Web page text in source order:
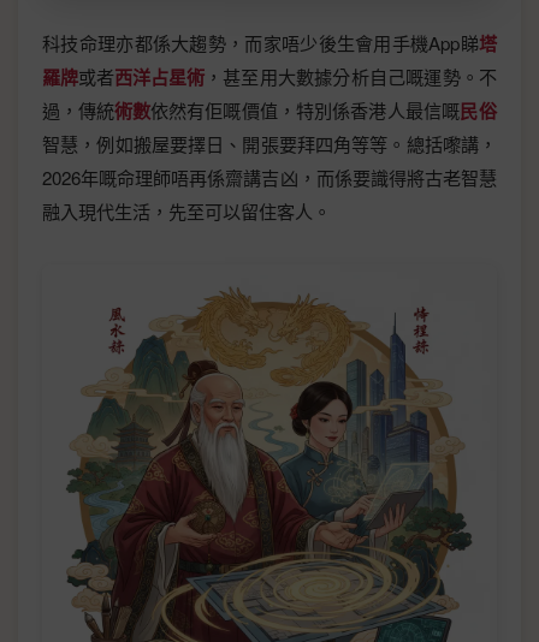
科技命理亦都係大趨勢，而家唔少後生會用手機App睇塔
羅牌或者西洋占星術 ，甚至用大數據分析自己嘅運勢。不
過，傳統術數依然有佢嘅價值，特別係香港人最信嘅民俗
智慧，例如搬屋要擇日、開張要拜四角等等。總括嚟講，
2026年嘅命理師唔再係齋講吉凶，而係要識得將古老智慧
融入現代生活，先至可以留住客人。